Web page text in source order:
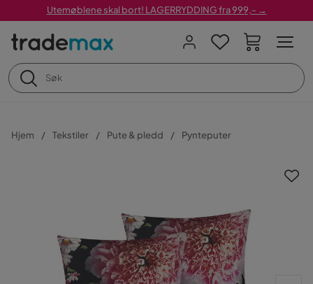
Utemøblene skal bort! LAGERRYDDING fra 999,- →
Hjem Tekstiler Pute & pledd Pynteputer